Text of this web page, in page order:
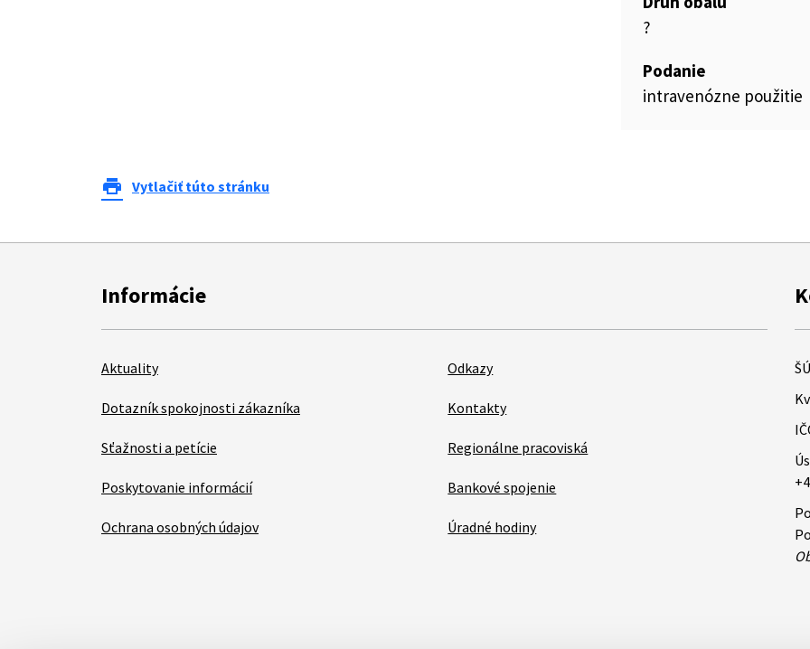
?
Podanie
intravenózne použitie
print Vytlačiť túto stránku
Informácie
Aktuality
Dotazník spokojnosti zákazníka
Sťažnosti a petície
Poskytovanie informácií
Ochrana osobných údajov
Odkazy
Kontakty
Regionálne pracoviská
Bankové spojenie
Úradné hodiny